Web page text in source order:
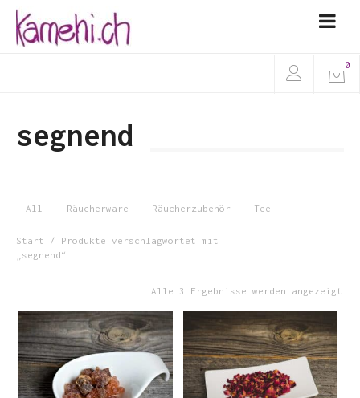
0
segnend
All Räucherware Räucherzubehör Tee
Start
/ Produkte verschlagwortet mit
„segnend“
Alle 3 Ergebnisse werden angezeigt